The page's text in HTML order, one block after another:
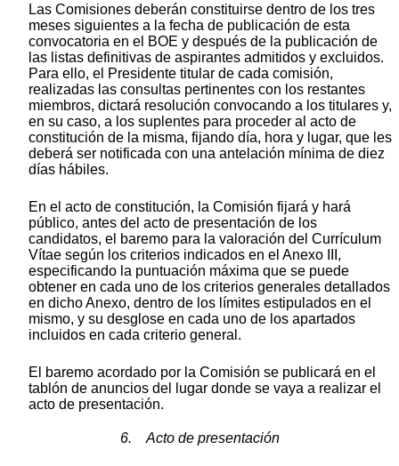
Las Comisiones deberán constituirse dentro de los tres
meses siguientes a la fecha de publicación de esta
convocatoria en el BOE y después de la publicación de
las listas definitivas de aspirantes admitidos y excluidos.
Para ello, el Presidente titular de cada comisión,
realizadas las consultas pertinentes con los restantes
miembros, dictará resolución convocando a los titulares y,
en su caso, a los suplentes para proceder al acto de
constitución de la misma, fijando día, hora y lugar, que les
deberá ser notificada con una antelación mínima de diez
días hábiles.
En el acto de constitución, la Comisión fijará y hará
público, antes del acto de presentación de los
candidatos, el baremo para la valoración del Currículum
Vítae según los criterios indicados en el Anexo III,
especificando la puntuación máxima que se puede
obtener en cada uno de los criterios generales detallados
en dicho Anexo, dentro de los límites estipulados en el
mismo, y su desglose en cada uno de los apartados
incluidos en cada criterio general.
El baremo acordado por la Comisión se publicará en el
tablón de anuncios del lugar donde se vaya a realizar el
acto de presentación.
6. Acto de presentación